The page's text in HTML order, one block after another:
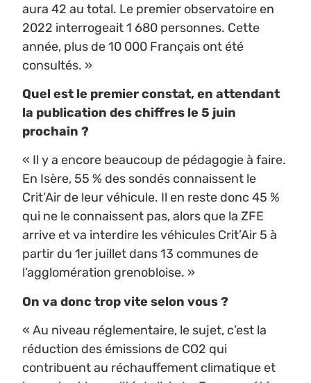
aura 42 au total. Le premier observatoire en
2022 interrogeait 1 680 personnes. Cette
année, plus de 10 000 Français ont été
consultés. »
Quel est le premier constat, en attendant
la publication des chiffres le 5 juin
prochain ?
« Il y a encore beaucoup de pédagogie à faire.
En Isère, 55 % des sondés connaissent le
Crit’Air de leur véhicule. Il en reste donc 45 %
qui ne le connaissent pas, alors que la ZFE
arrive et va interdire les véhicules Crit’Air 5 à
partir du 1er juillet dans 13 communes de
l’agglomération grenobloise. »
On va donc trop vite selon vous ?
« Au niveau réglementaire, le sujet, c’est la
réduction des émissions de CO2 qui
contribuent au réchauffement climatique et